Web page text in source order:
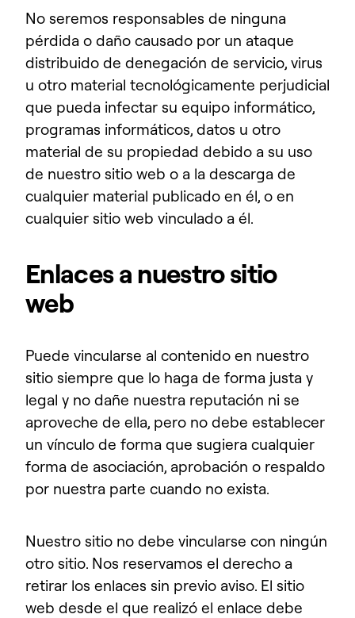
No seremos responsables de ninguna
pérdida o daño causado por un ataque
distribuido de denegación de servicio, virus
u otro material tecnológicamente perjudicial
que pueda infectar su equipo informático,
programas informáticos, datos u otro
material de su propiedad debido a su uso
de nuestro sitio web o a la descarga de
cualquier material publicado en él, o en
cualquier sitio web vinculado a él.
Enlaces a nuestro sitio
web
Puede vincularse al contenido en nuestro
sitio siempre que lo haga de forma justa y
legal y no dañe nuestra reputación ni se
aproveche de ella, pero no debe establecer
un vínculo de forma que sugiera cualquier
forma de asociación, aprobación o respaldo
por nuestra parte cuando no exista.
Nuestro sitio no debe vincularse con ningún
otro sitio. Nos reservamos el derecho a
retirar los enlaces sin previo aviso. El sitio
web desde el que realizó el enlace debe